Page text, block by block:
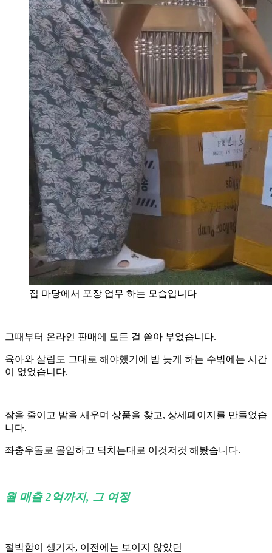
집 마당에서 포장 업무 하는 모습입니다
그때부터 온라인 판매에 모든 걸 쏟아 부었습니다.
육아와 살림도 그대로 해야했기에 밤 늦게 하는 수밖에는 시간
이 없었습니다.
잠을 줄이고 밤을 새우며 상품을 찾고, 상세페이지를 만들었습
니다.
좌충우돌로 몰입하고 닥치는대로 이것저것 해봤습니다.
월 매출 2억까지, 그 여정
절박함이 생기자, 이전에는 보이지 않았던